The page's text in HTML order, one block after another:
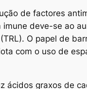
de factores
deve-se ao
O papel de
com o uso de
ácidos graxos de